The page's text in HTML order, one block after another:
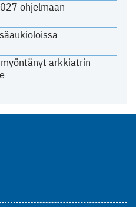
ohjelmaan
arkkiatrin